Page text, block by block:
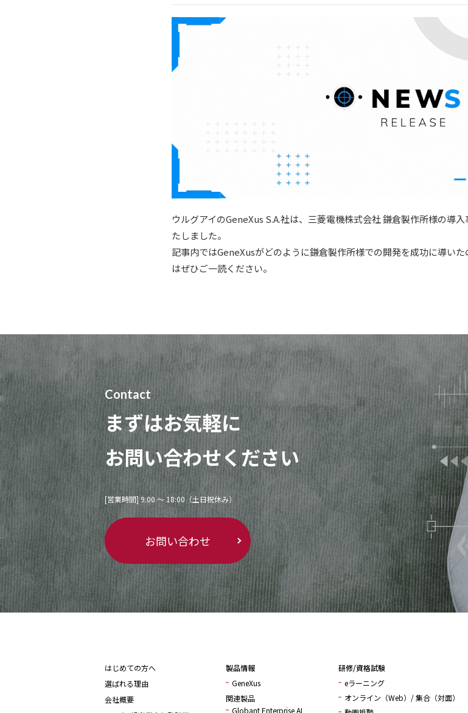
ウルグアイのGeneXus S.A.社は、三菱電機株式会社 鎌倉製作所様の導
たしました。
記事内ではGeneXusがどのように鎌倉製作所様での開発を成功に導い
はぜひご一読ください。
Contact
まずはお気軽に
お問い合わせください
[営業時間] 9:00 〜 18:00（土日祝休み）
お問い合わせ
はじめての方へ
選ばれる理由
会社概要
製品情報
GeneXus
関連製品
Globant Enterprise AI
研修/資格試験
eラーニング
オンライン（Web）/ 集合（対面）